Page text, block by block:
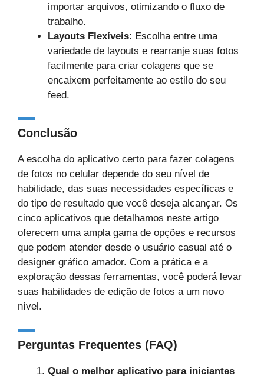
importar arquivos, otimizando o fluxo de
trabalho.
Layouts Flexíveis: Escolha entre uma
variedade de layouts e rearranje suas fotos
facilmente para criar colagens que se
encaixem perfeitamente ao estilo do seu
feed.
Conclusão
A escolha do aplicativo certo para fazer colagens
de fotos no celular depende do seu nível de
habilidade, das suas necessidades específicas e
do tipo de resultado que você deseja alcançar. Os
cinco aplicativos que detalhamos neste artigo
oferecem uma ampla gama de opções e recursos
que podem atender desde o usuário casual até o
designer gráfico amador. Com a prática e a
exploração dessas ferramentas, você poderá levar
suas habilidades de edição de fotos a um novo
nível.
Perguntas Frequentes (FAQ)
Qual o melhor aplicativo para iniciantes